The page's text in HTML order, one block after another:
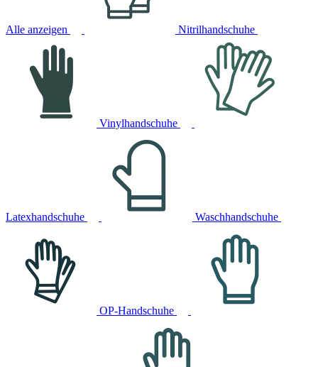
Alle anzeigen Nitrilhandschuhe
Vinylhandschuhe
Latexhandschuhe Waschhandschuhe
OP-Handschuhe